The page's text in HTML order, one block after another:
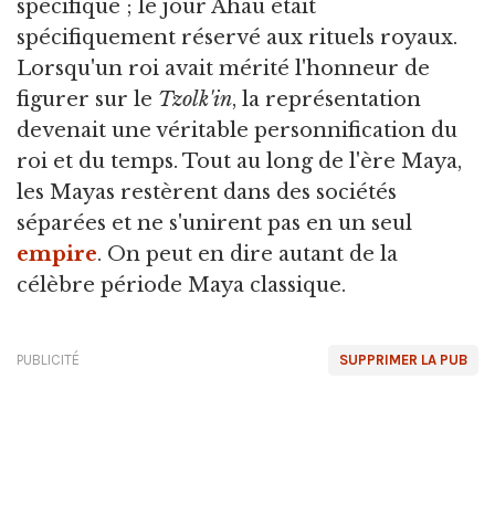
spécifique ; le jour Ahau était
spécifiquement réservé aux rituels royaux.
Lorsqu'un roi avait mérité l'honneur de
figurer sur le Tzolk'in, la représentation
devenait une véritable personnification du
roi et du temps. Tout au long de l'ère Maya,
les Mayas restèrent dans des sociétés
séparées et ne s'unirent pas en un seul
empire. On peut en dire autant de la
célèbre période Maya classique.
SUPPRIMER LA PUB
PUBLICITÉ